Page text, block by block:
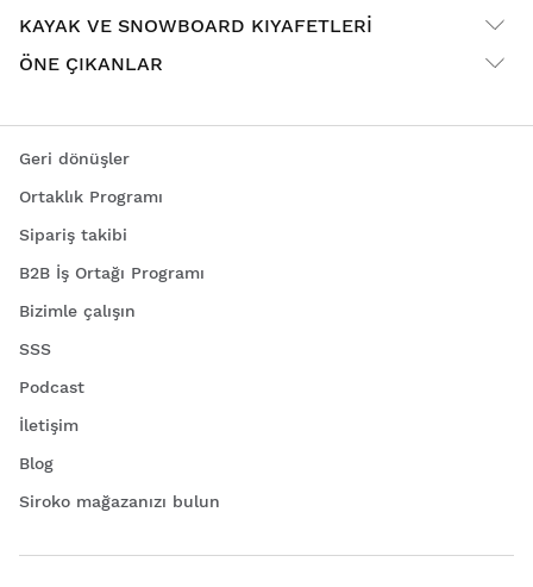
KAYAK VE SNOWBOARD KIYAFETLERI
ÖNE ÇIKANLAR
Geri dönüşler
Ortaklık Programı
Sipariş takibi
B2B İş Ortağı Programı
Bizimle çalışın
SSS
Podcast
İletişim
Blog
Siroko mağazanızı bulun